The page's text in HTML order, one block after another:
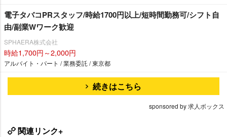
電子タバコPRスタッフ/時給1700円以上/短時間勤務可/シフト自
由/副業Wワーク歓迎
SPHAERA株式会社
時給1,700円～2,000円
アルバイト・パート / 業務委託 / 東京都
続きはこちら
sponsored by 求人ボックス
関連リンク+